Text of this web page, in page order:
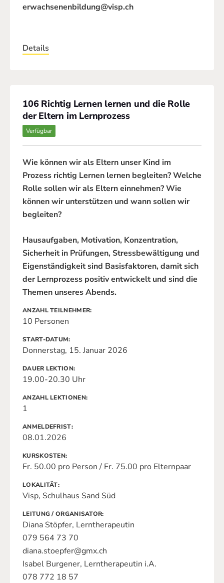
erwachsenenbildung@visp.ch
Details
106 Richtig Lernen lernen und die Rolle
der Eltern im Lernprozess
Verfügbar
Wie können wir als Eltern unser Kind im
Prozess richtig Lernen lernen begleiten? Welche
Rolle sollen wir als Eltern einnehmen? Wie
können wir unterstützen und wann sollen wir
begleiten?
Hausaufgaben, Motivation, Konzentration,
Sicherheit in Prüfungen, Stressbewältigung und
Eigenständigkeit sind Basisfaktoren, damit sich
der Lernprozess positiv entwickelt und sind die
Themen unseres Abends.
ANZAHL TEILNEHMER
10 Personen
START-DATUM
Donnerstag, 15. Januar 2026
DAUER LEKTION
19.00-20.30 Uhr
ANZAHL LEKTIONEN
1
ANMELDEFRIST
08.01.2026
KURSKOSTEN
Fr. 50.00 pro Person / Fr. 75.00 pro Elternpaar
LOKALITÄT
Visp, Schulhaus Sand Süd
LEITUNG / ORGANISATOR
Diana Stöpfer, Lerntherapeutin
079 564 73 70
diana.stoepfer@gmx.ch
Isabel Burgener, Lerntherapeutin i.A.
078 772 18 57